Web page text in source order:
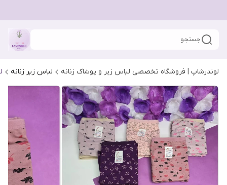
جستجو
لوندرشاپ | فروشگاه تخصصی لباس زیر و پوشاک زنانه لباس زیر زنانه